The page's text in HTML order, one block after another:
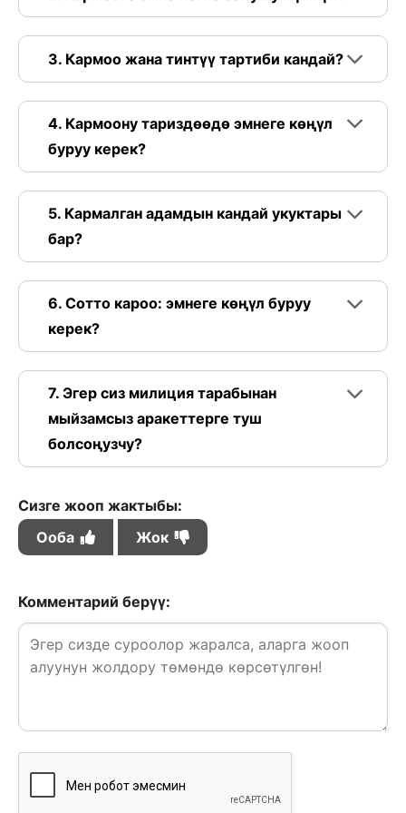
3. Кармоо жана тинтүү тартиби кандай?
4. Кармоону тариздөөдө эмнеге көңүл
буруу керек?
5. Кармалган адамдын кандай укуктары
бар?
6. Сотто кароо: эмнеге көңүл буруу
керек?
7. Эгер сиз милиция тарабынан
мыйзамсыз аракеттерге туш
болсоңузчу?
Сизге жооп жактыбы:
Ооба
Жок
Комментарий берүү: